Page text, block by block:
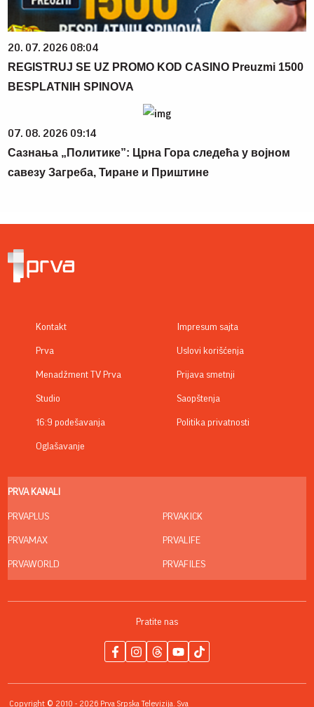
20. 07. 2026 08:04
REGISTRUJ SE UZ PROMO KOD CASINO Preuzmi 1500
BESPLATNIH SPINOVA
07. 08. 2026 09:14
Сазнања „Политике”: Црна Гора следећа у војном
савезу Загреба, Тиране и Приштине
Kontakt
Prva
Menadžment TV Prva
Studio
16:9 podešavanja
Oglašavanje
Impresum sajta
Uslovi korišćenja
Prijava smetnji
Saopštenja
Politika privatnosti
PRVA KANALI
PRVAPLUS
PRVAMAX
PRVAWORLD
PRVAKICK
PRVALIFE
PRVAFILES
Pratite nas
Copyright © 2010 - 2026 Prva Srpska Televizija. Sva